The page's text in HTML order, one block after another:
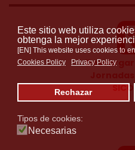
Este sitio web utiliza
obtenga la mejor
[EN] This website uses cookies to
Cookies Policy
Privacy Policy
Rechazar
Tipos de cookies:
Necesarias
Descargar